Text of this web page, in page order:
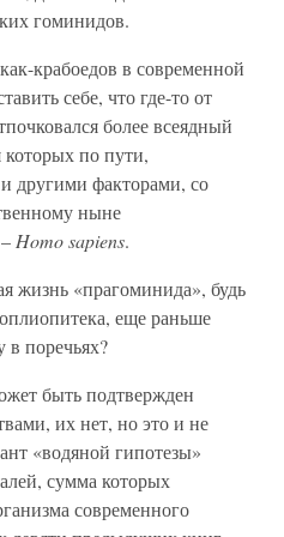
гоминидов.
крабоедов в современной
себе, что где-то от
более всеядный
по пути,
другими факторами, со
ныне
Homo sapiens.
жизнь «прагоминида», будь
еще раньше
в поречьях?
быть подтвержден
их нет, но это и не
«водяной гипотезы»
сумма которых
современного